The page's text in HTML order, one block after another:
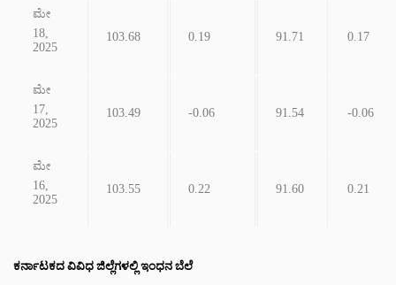
ಮೇ
18,
2025
103.68 0.19 91.71 0.17
ಮೇ
17,
2025
103.49 -0.06 91.54 -0.06
ಮೇ
16,
2025
103.55 0.22 91.60 0.21
ಕರ್ನಾಟಕದ ವಿವಿಧ ಜಿಲ್ಲೆಗಳಲ್ಲಿ ಇಂಧನ ಬೆಲೆ